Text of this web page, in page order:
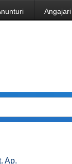
Angajari
Ap.